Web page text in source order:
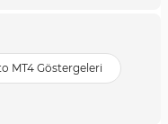
MT4 Göstergeleri